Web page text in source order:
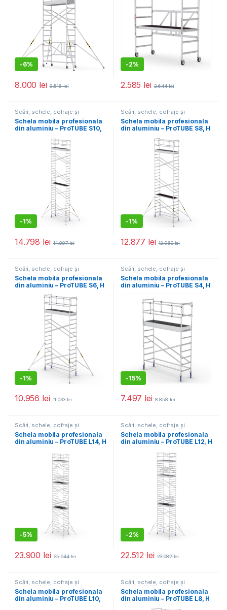
-6%
8.000 lei 8.516lei
-2%
2.585 lei 2.644lei
Scări, schele, cofraje și
accesorii Utilaje pentru
construcții
Schela mobila profesionala
din aluminiu – ProTUBE S10,
-1%
14.798 lei 14.897lei
Scări, schele, cofraje și
accesorii Utilaje pentru
construcții
Schela mobila profesionala
din aluminiu – ProTUBE S8, H
-1%
12.877 lei 12.960lei
Scări, schele, cofraje și
accesorii Utilaje pentru
construcții
Schela mobila profesionala
din aluminiu – ProTUBE S6, H
-1%
10.956 lei 11.033lei
Scări, schele, cofraje și
accesorii Utilaje pentru
construcții
Schela mobila profesionala
din aluminiu – ProTUBE S4, H
-15%
7.497 lei 8.858lei
Scări, schele, cofraje și
accesorii Utilaje pentru
construcții
Schela mobila profesionala
din aluminiu – ProTUBE L14, H
-5%
23.900 lei 25.044lei
Scări, schele, cofraje și
accesorii Utilaje pentru
construcții
Schela mobila profesionala
din aluminiu – ProTUBE L12, H
-2%
22.512 lei 23.082lei
Scări, schele, cofraje și
accesorii Utilaje pentru
construcții
Schela mobila profesionala
din aluminiu – ProTUBE L10,
Scări, schele, cofraje și
accesorii Utilaje pentru
construcții
Schela mobila profesionala
din aluminiu – ProTUBE L8, H